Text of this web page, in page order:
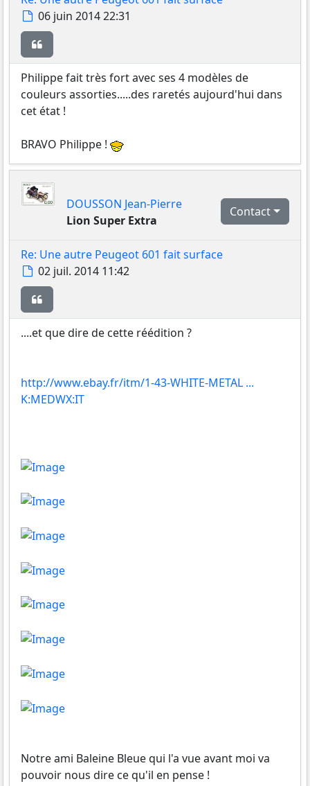
Message
06 juin 2014 22:31
Philippe fait très fort avec ses 4 modèles de
couleurs assorties.....des raretés aujourd'hui dans
cet état !
BRAVO Philippe !
DOUSSON Jean-Pierre
Lion Super Extra
Contact
Re: Une autre Peugeot 601 fait surface
Message
02 juil. 2014 11:42
....et que dire de cette réédition ?
http://www.ebay.fr/itm/1-43-WHITE-METAL ...
K:MEDWX:IT
Notre ami Baleine Bleue qui l'a vue avant moi va
pouvoir nous dire ce qu'il en pense !